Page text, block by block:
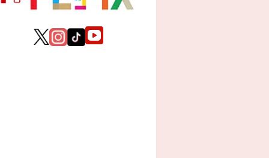
ウォレス･チョン（鍾
タン・ソンユン（譚松
タン･シアオティエン
ハー・ホンシャン（何
監督：ウェン・ドーグ